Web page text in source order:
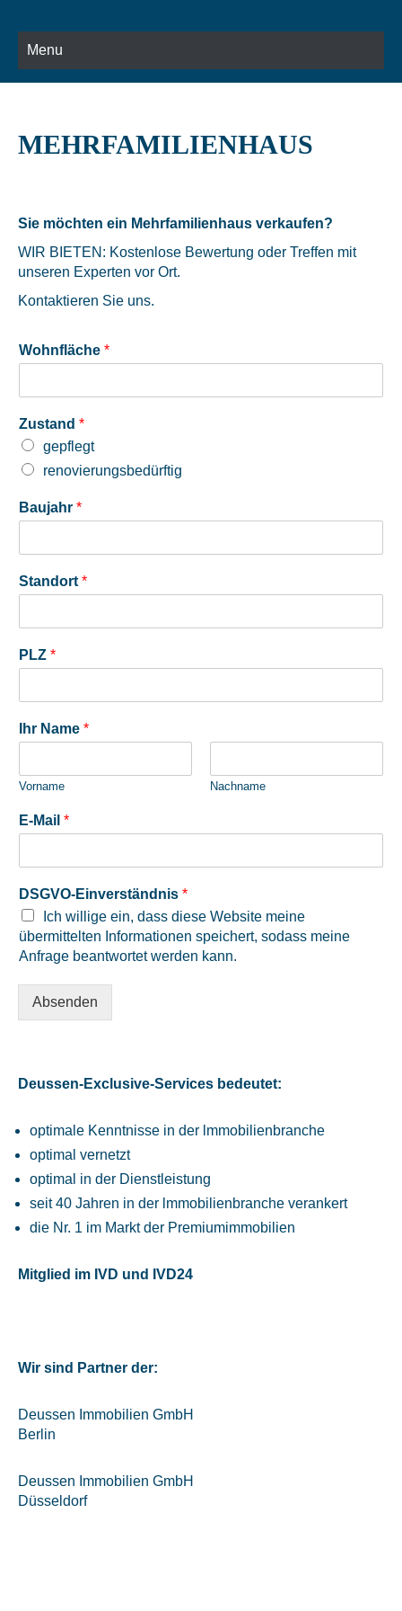
Menu
MEHRFAMILIENHAUS
Sie möchten ein Mehrfamilienhaus verkaufen?
WIR BIETEN: Kostenlose Bewertung oder Treffen mit
unseren Experten vor Ort.
Kontaktieren Sie uns.
Wohnfläche *
Zustand *
gepflegt
renovierungsbedürftig
Baujahr *
Standort *
PLZ *
Ihr Name *
Vorname Nachname
E-Mail *
DSGVO-Einverständnis *
Ich willige ein, dass diese Website meine
übermittelten Informationen speichert, sodass meine
Anfrage beantwortet werden kann.
Absenden
Deussen-Exclusive-Services bedeutet:
optimale Kenntnisse in der lmmobilienbranche
optimal vernetzt
optimal in der Dienstleistung
seit 40 Jahren in der lmmobilienbranche verankert
die Nr. 1 im Markt der Premiumimmobilien
Mitglied im IVD und IVD24
Wir sind Partner der:
Deussen Immobilien GmbH
Berlin
Deussen Immobilien GmbH
Düsseldorf